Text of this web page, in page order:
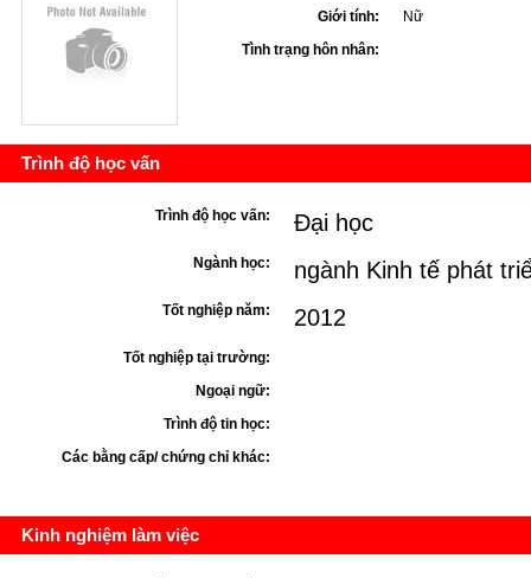
Giới tính:
Nữ
Tình trạng hôn nhân:
Trình độ học vấn
Trình độ học vấn: Đại học
Ngành học: ngành Kinh tế phát
Tốt nghiệp năm: 2012
Tốt nghiệp tại trường:
Ngoại ngữ:
Trình độ tin học:
Các bằng cấp/ chứng chỉ khác:
Kinh nghiệm làm việc